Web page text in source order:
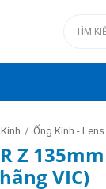
/ Ống Kính - Lens
Z
VIC)